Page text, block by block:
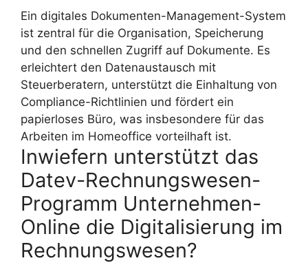
Ein digitales Dokumenten-Management-System
ist zentral für die Organisation, Speicherung
und den schnellen Zugriff auf Dokumente. Es
erleichtert den Datenaustausch mit
Steuerberatern, unterstützt die Einhaltung von
Compliance-Richtlinien und fördert ein
papierloses Büro, was insbesondere für das
Arbeiten im Homeoffice vorteilhaft ist.
Inwiefern unterstützt das
Datev-Rechnungswesen-
Programm Unternehmen-
Online die Digitalisierung im
Rechnungswesen?